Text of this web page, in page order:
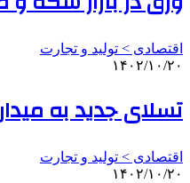
اقتصادی > تولید و تجارت
۱۴۰۲/۱۰/۲۰
تسلای جدید به
اقتصادی > تولید و تجارت
۱۴۰۲/۱۰/۲۰